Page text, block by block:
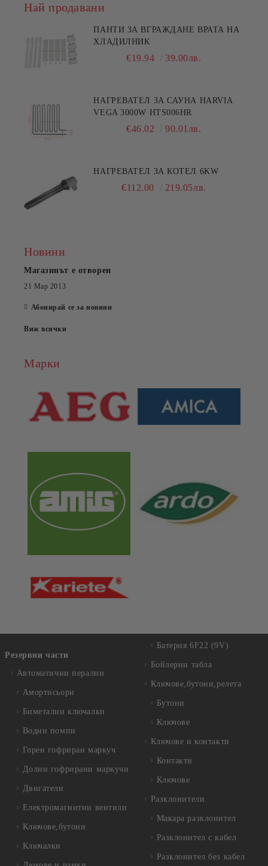
Най продавани
ПАНТИ ЗА ВГРАЖДАНЕ ВРАТА НА
ХЛАДИЛНИК
€19.94 39.00лв.
НАГРЕВАТЕЛ ЗА САУНА HARVIA
VEGA 3000W HTS006HR
€46.02 90.01лв.
НАГРЕВАТЕЛ ЗА КОТЕЛ 6KW
€112.00 219.05лв.
Новини
Магазинът е отворен
21 Мар 2013
Абонирай се за новини
Виж всички
Марки
Резервни части
Автоматични перални
Амортисьори
Биметални ключалки
Водни помпи
Горен гофриран маркуч
Долни гофрирани маркучи
Двигатели
Електромагнитни вентили
Ключове,бутони
Ключалки
Батерия 6F22 (9V)
Бойлерни табла
Ключове,бутони,релета
Бутони
Ключове
Ключове и контакти
Контакти
Ключове
Разклонители
Макара разклонител
Разклонител с кабел
Разклонител без кабел